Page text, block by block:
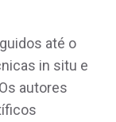
até o
in situ e
autores